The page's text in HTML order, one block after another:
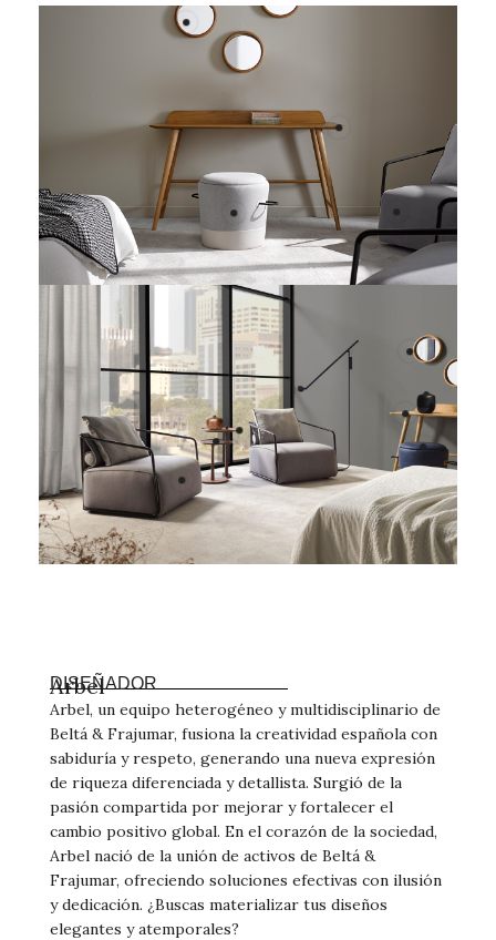
Arbel
DISEÑADOR
Arbel, un equipo heterogéneo y multidisciplinario de
Beltá & Frajumar, fusiona la creatividad española con
sabiduría y respeto, generando una nueva expresión
de riqueza diferenciada y detallista. Surgió de la
pasión compartida por mejorar y fortalecer el
cambio positivo global. En el corazón de la sociedad,
Arbel nació de la unión de activos de Beltá &
Frajumar, ofreciendo soluciones efectivas con ilusión
y dedicación. ¿Buscas materializar tus diseños
elegantes y atemporales?